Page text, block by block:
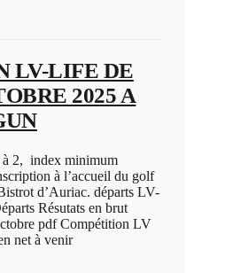
LV-LIFE DE
2025 A
à 2, index minimum
à l’accueil du golf
d’Auriac. départs LV-
Résutats en brut
pdf Compétition LV
net à venir